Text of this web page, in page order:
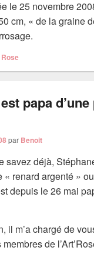
le 25 novembre
cm, « de la graine
papa
par Benoit
savez déjà,
« renard argenté »
depuis le 26 mai
il m’a chargé de
de